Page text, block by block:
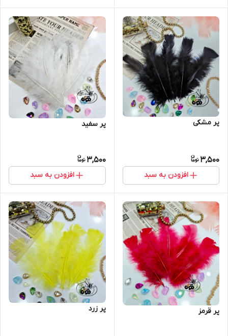
پر مشکی
3,500
افزودن به سبد
پر سفید
3,500
افزودن به سبد
پر قرمز پر زرد